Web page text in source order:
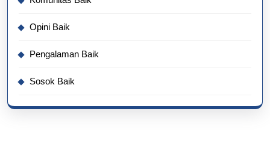
Opini Baik
Pengalaman Baik
Sosok Baik